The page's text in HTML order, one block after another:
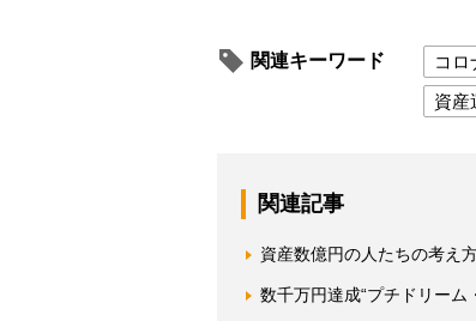
関連キーワード コロ
資産
関連記事
資産数億円の人たちの考え
数千万円達成“プチドリーム